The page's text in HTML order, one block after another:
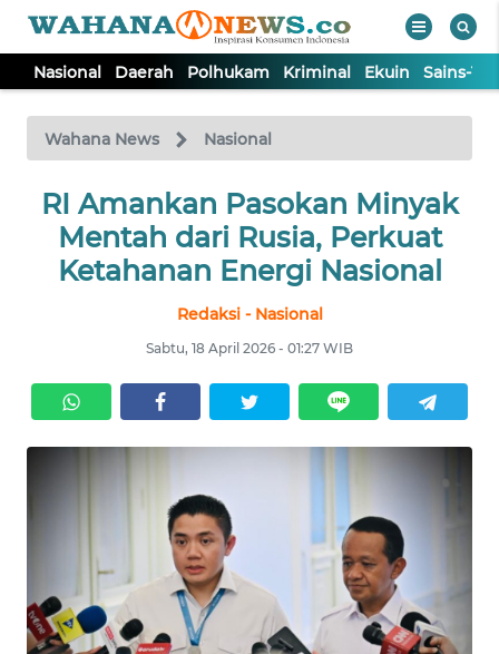
Nasional Daerah Polhukam Kriminal Ekuin Sains-
Wahana News Nasional
RI Amankan Pasokan Minyak
Mentah dari Rusia, Perkuat
Ketahanan Energi Nasional
Redaksi - Nasional
Sabtu, 18 April 2026 - 01:27 WIB
TV
Tutup
NASIONAL
DAERAH
KRIMINAL
EKUIN
KESEHATAN
INTERNASIONAL